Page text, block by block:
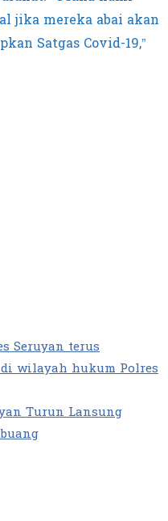
jika mereka abai akan
Satgas Covid-19,”
Seruyan terus
wilayah hukum Polres
Turun Lansung